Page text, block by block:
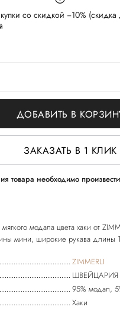
со скидкой −10%
ДОБАВИТЬ В
ЗАКАЗАТЬ В 1 КЛИК
товара необходимо
модала цвета хаки от
ZIMMERLI
ШВЕЙЦАРИЯ
95% модал,
Хаки